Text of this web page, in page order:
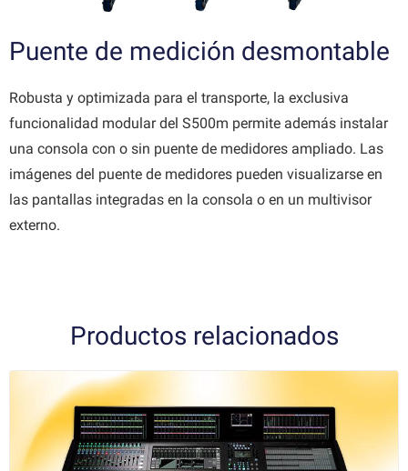
Puente de medición desmontable
Robusta y optimizada para el transporte, la exclusiva
funcionalidad modular del S500m permite además instalar
una consola con o sin puente de medidores ampliado. Las
imágenes del puente de medidores pueden visualizarse en
las pantallas integradas en la consola o en un multivisor
externo.
Productos relacionados